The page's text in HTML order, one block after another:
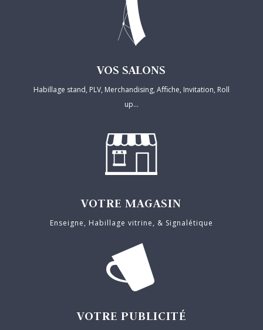
VOS SALONS
Habillage stand, PLV, Merchandising, Aﬃche, Invitation, Roll
up…
VOTRE MAGASIN
Enseigne, Habillage vitrine, & Signalétique
VOTRE PUBLICITÉ